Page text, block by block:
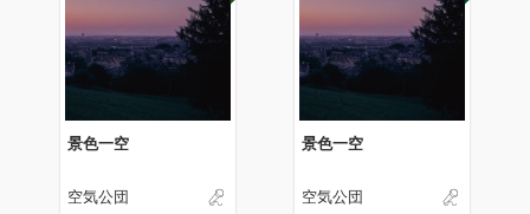
景色一空
空気公団
景色一空
空気公団